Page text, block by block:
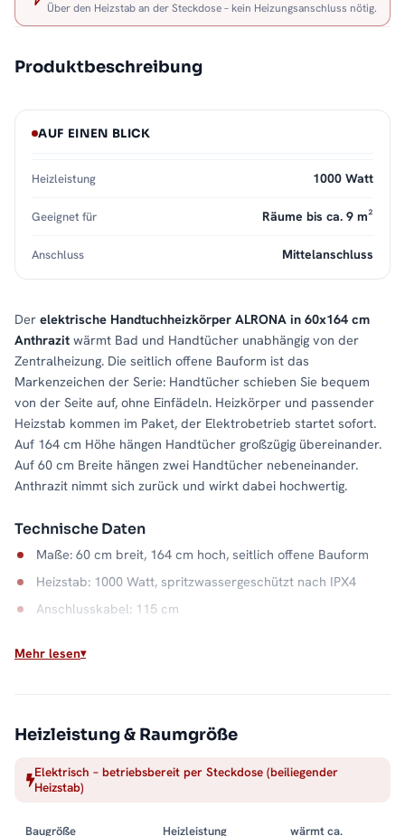
Über den Heizstab an der Steckdose – kein Heizungsanschluss nötig.
Produktbeschreibung
Der elektrische Handtuchheizkörper ALRONA in 60x164 cm
Anthrazit wärmt Bad und Handtücher unabhängig von der
Zentralheizung. Die seitlich offene Bauform ist das
Markenzeichen der Serie: Handtücher schieben Sie bequem
von der Seite auf, ohne Einfädeln. Heizkörper und passender
Heizstab kommen im Paket, der Elektrobetrieb startet sofort.
Auf 164 cm Höhe hängen Handtücher großzügig übereinander.
Auf 60 cm Breite hängen zwei Handtücher nebeneinander.
Anthrazit nimmt sich zurück und wirkt dabei hochwertig.
Technische Daten
Maße: 60 cm breit, 164 cm hoch, seitlich offene Bauform
Heizstab: 1000 Watt, spritzwassergeschützt nach IPX4
Anschlusskabel: 115 cm
Wasserkapazität: 8,9 Liter
Einschalten, aufheizen, Handtuch auflegen: Der elektrische
offene Seite hält dabei jeden Handgriff kurz, und der
Stahlkorpus in Anthrazit bleibt ein ruhiger Blickfang. Alle
AUF EINEN BLICK
Heizleistung 1000 Watt
Geeignet für Räume bis ca. 9 m²
Anschluss Mittelanschluss
Mehr lesen
Heizleistung & Raumgröße
Elektrisch – betriebsbereit per Steckdose (beiliegender
Heizstab)
Baugröße Heizleistung wärmt ca.